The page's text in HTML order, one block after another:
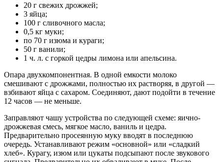
20 г свежих дрожжей;
3 яйца;
100 г сливочного масла;
0,5 кг муки;
по 70 г изюма и кураги;
50 г ванили;
1 ч. л. с горкой цедры лимона или апельсина.
Опара двухкомпонентная. В одной емкости молоко
смешивают с дрожжами, полностью их растворяя, в другой —
взбивают яйца с сахаром. Соединяют, дают подойти в течение
12 часов — не меньше.
Заправляют чашу устройства по следующей схеме: яично-
дрожжевая смесь, мягкое масло, ваниль и цедра.
Предварительно просеянную муку вводят в последнюю
очередь. Устанавливают режим «основной» или «сладкий
хлеб». Курагу, изюм или цукаты подсыпают после звукового